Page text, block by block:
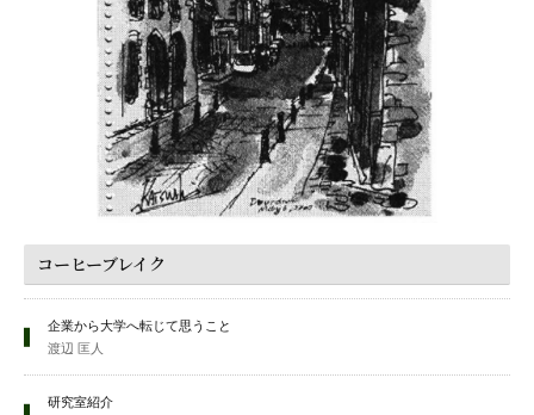
コーヒーブレイク
企業から大学へ転じて思うこと
渡辺 匡人
研究室紹介